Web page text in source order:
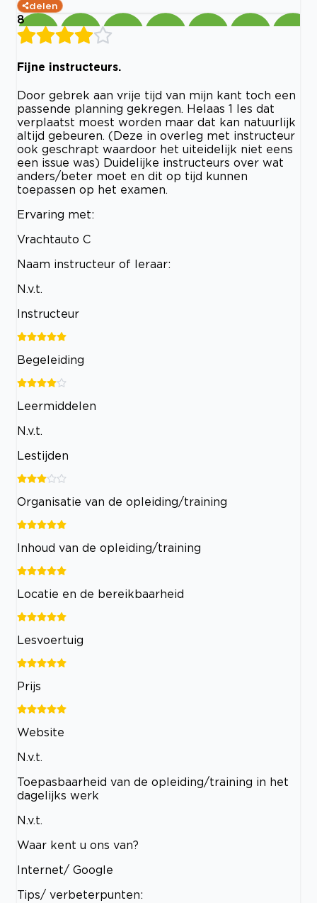
delen
8
Fijne instructeurs.
Door gebrek aan vrije tijd van mijn kant toch een
passende planning gekregen. Helaas 1 les dat
verplaatst moest worden maar dat kan natuurlijk
altijd gebeuren. (Deze in overleg met instructeur
ook geschrapt waardoor het uiteidelijk niet eens
een issue was) Duidelijke instructeurs over wat
anders/beter moet en dit op tijd kunnen
toepassen op het examen.
Ervaring met:
Vrachtauto C
Naam instructeur of leraar:
N.v.t.
Instructeur
Begeleiding
Leermiddelen
N.v.t.
Lestijden
Organisatie van de opleiding/training
Inhoud van de opleiding/training
Locatie en de bereikbaarheid
Lesvoertuig
Prijs
Website
N.v.t.
Toepasbaarheid van de opleiding/training in het
dagelijks werk
N.v.t.
Waar kent u ons van?
Internet/ Google
Tips/ verbeterpunten: